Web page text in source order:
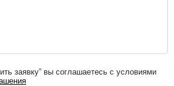
заявку” вы соглашаетесь с условиями